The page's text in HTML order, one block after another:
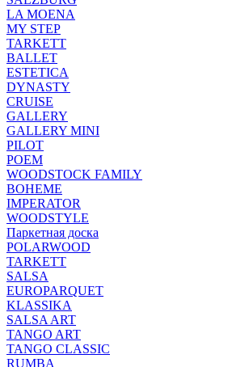
LA MOENA
MY STEP
TARKETT
BALLET
ESTETICA
DYNASTY
CRUISE
GALLERY
GALLERY MINI
PILOT
POEM
WOODSTOCK FAMILY
BOHEME
IMPERATOR
WOODSTYLE
Паркетная доска
POLARWOOD
TARKETT
SALSA
EUROPARQUET
KLASSIKA
SALSA ART
TANGO ART
TANGO CLASSIC
RUMBA